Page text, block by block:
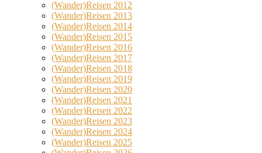
(Wander)Reisen 2012
(Wander)Reisen 2013
(Wander)Reisen 2014
(Wander)Reisen 2015
(Wander)Reisen 2016
(Wander)Reisen 2017
(Wander)Reisen 2018
(Wander)Reisen 2019
(Wander)Reisen 2020
(Wander)Reisen 2021
(Wander)Reisen 2022
(Wander)Reisen 2023
(Wander)Reisen 2024
(Wander)Reisen 2025